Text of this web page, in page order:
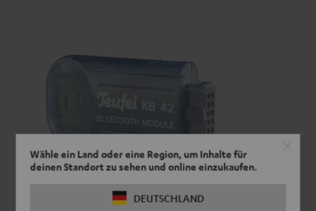
Wähle ein Land oder eine Region, um Inhalte für
deinen Standort zu sehen und online einzukaufen.
DEUTSCHLAND